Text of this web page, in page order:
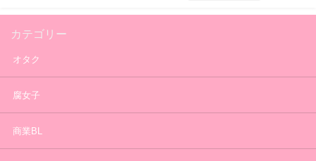
カテゴリー
オタク
腐女子
商業BL